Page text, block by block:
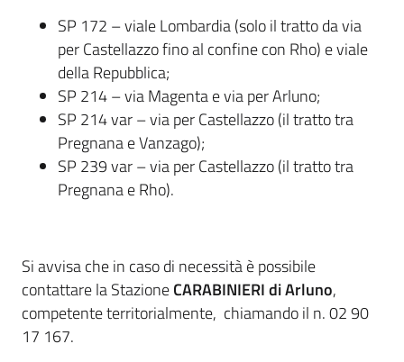
SP 172 – viale Lombardia (solo il tratto da via
per Castellazzo fino al confine con Rho) e viale
della Repubblica;
SP 214 – via Magenta e via per Arluno;
SP 214 var – via per Castellazzo (il tratto tra
Pregnana e Vanzago);
SP 239 var – via per Castellazzo (il tratto tra
Pregnana e Rho).
Si avvisa che in caso di necessità è possibile
contattare la StazioneCARABINIERI di Arluno,
competente territorialmente, chiamando il n. 02 90
17 167.